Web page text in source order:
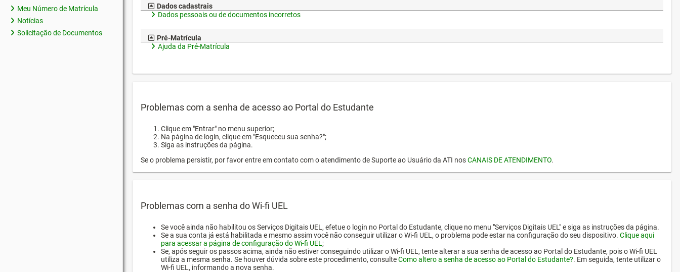
Meu Número de Matrícula
Notícias
Solicitação de Documentos
Dados cadastrais
Dados pessoais ou de documentos incorretos
Pré-Matrícula
Ajuda da Pré-Matrícula
Problemas com a senha de acesso ao Portal do Estudante
Clique em "Entrar" no menu superior;
Na página de login, clique em "Esqueceu sua senha?";
Siga as instruções da página.
Se o problema persistir, por favor entre em contato com o atendimento de Suporte ao Usuário da ATI nosCANAIS DE ATENDIMENTO.
Problemas com a senha do Wi-fi UEL
Se você ainda não habilitou os Serviços Digitais UEL, efetue o login no Portal do Estudante, clique no menu "Serviços Digitais UEL" e siga as instruções da página.
Se a sua conta já está habilitada e mesmo assim você não conseguir utilizar o Wi-fi UEL, o problema pode estar na configuração do seu dispositivo. Clique aqui
para acessar a página de configuração do Wi-fi UEL ;
Se, após seguir os passos acima, ainda não estiver conseguindo utilizar o Wi-fi UEL, tente alterar a sua senha de acesso ao Portal do Estudante, pois o Wi-fi UEL
utiliza a mesma senha. Se houver dúvida sobre este procedimento, consulteComo altero a senha de acesso ao Portal do Estudante?. Em seguida, tente utilizar o
Wi-fi UEL, informando a nova senha.